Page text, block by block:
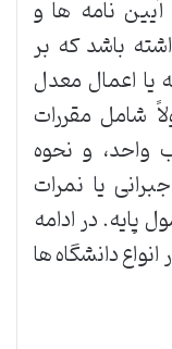
نامه ها و
باشد که بر
یا اعمال معدل
شامل مقررات
واحد، و نحوه
یا نمرات
پایه. در ادامه
دانشگاه ها